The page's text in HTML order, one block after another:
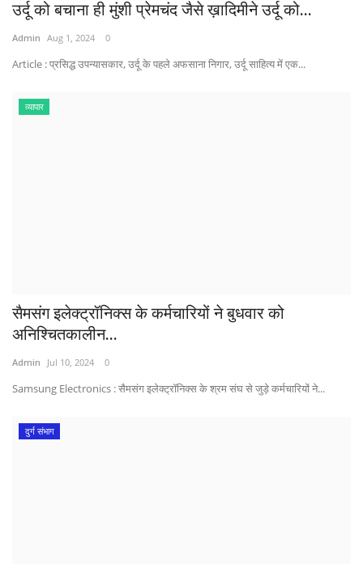
उर्दू को बचाना ही मुंशी प्रेमचंद जैसे ख़ादिमीने उर्दू को...
Admin Aug 1, 2024 0
Article : प्रसिद्ध उपन्यासकार, उर्दू के पहले अफसाना निगार, उर्दू साहित्य में एक...
व्यापार
सैमसंग इलेक्ट्रॉनिक्स के कर्मचारियों ने बुधवार को
अनिश्चितकालीन...
Admin Jul 10, 2024 0
Samsung Electronics : सैमसंग इलेक्ट्रॉनिक्स के श्रम संघ से जुड़े कर्मचारियों ने...
दुर्ग संभाग